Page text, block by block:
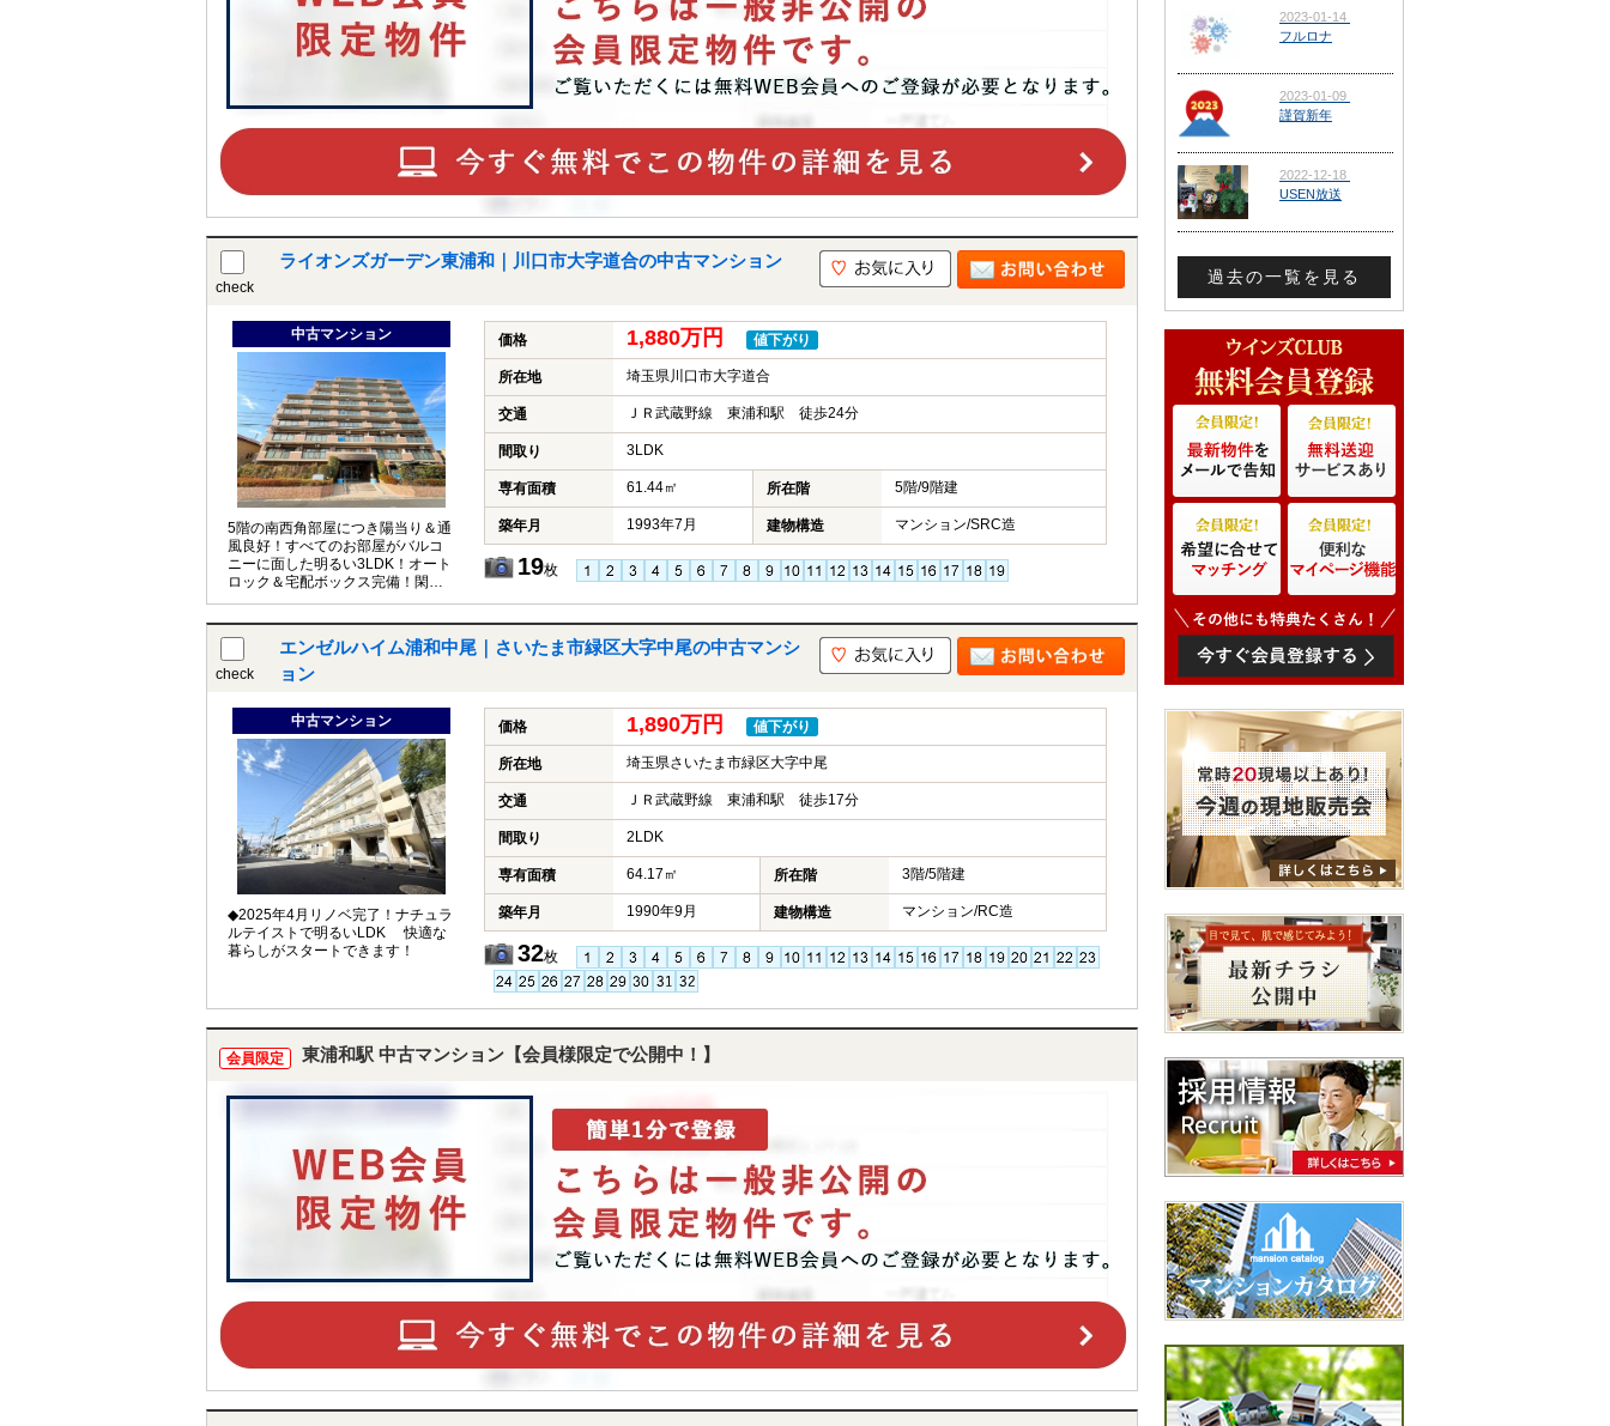
check
ライオンズガーデン東浦和｜川口市大字道合の中古マンション
中古マンション
5階の南西角部屋につき陽当り＆通
風良好！すべてのお部屋がバルコ
ニーに面した明るい3LDK！オート
ロック＆宅配ボックス完備！閑静
な住宅街で生活施設が徒歩圏内に
価格 1,880万円 値下がり
所在地 埼玉県川口市大字道合
交通 ＪＲ武蔵野線 東浦和駅 徒歩24分
間取り 3LDK
専有面積 61.44㎡ 所在階 5階/9階建
築年月 1993年7月 建物構造 マンション/SRC造
19枚
check
エンゼルハイム浦和中尾｜さいたま市緑区大字中尾の中古マンシ
ョン
中古マンション
◆2025年4月リノベ完了！ナチュラ
ルテイストで明るいLDK 快適な
暮らしがスタートできます！
価格 1,890万円 値下がり
所在地 埼玉県さいたま市緑区大字中尾
交通 ＪＲ武蔵野線 東浦和駅 徒歩17分
間取り 2LDK
専有面積 64.17㎡ 所在階 3階/5階建
築年月 1990年9月 建物構造 マンション/RC造
32枚
会員限定 東浦和駅 中古マンション【会員様限定で公開中！】
過去の一覧を見る